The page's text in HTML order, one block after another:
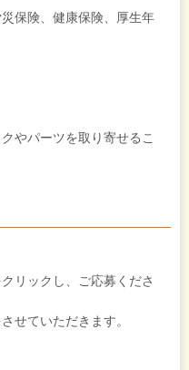
保険、健康保険、厚生年
やパーツを取り寄せるこ
リックし、ご応募くださ
せていただきます。